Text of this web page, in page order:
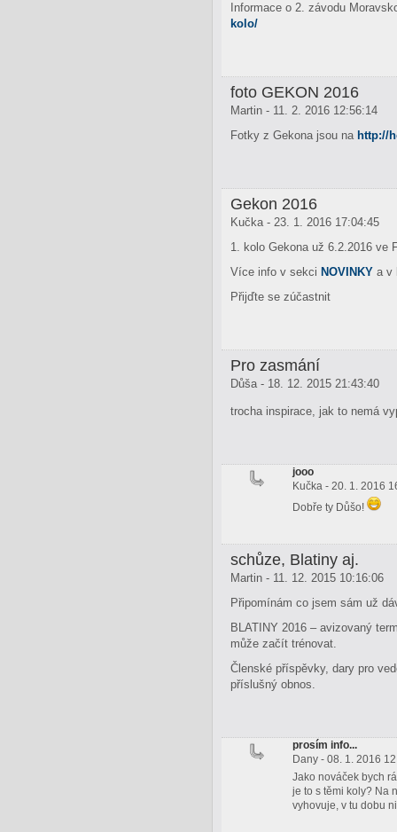
Informace o 2. závodu
kolo/
foto GEKON 2016
Martin - 11. 2. 2016 12:56:14
Fotky z Gekona jsou na http://
Gekon 2016
Kučka - 23. 1. 2016 17:04:45
1. kolo Gekona už 6.2.2016 ve
Více info v sekci NOVINKY a v
Přijďte se zúčastnit
Pro zasmání
Důša - 18. 12. 2015 21:43:40
trocha inspirace, jak to nemá
jooo
Kučka - 20. 1. 2016
Dobře ty Důšo!
schůze, Blatiny aj.
Martin - 11. 12. 2015 10:16:06
Připomínám co jsem sám už
BLATINY 2016 – avizovaný
může začít trénovat.
Členské příspěvky, dary pro
příslušný obnos.
prosím info...
Dany - 08. 1. 2016
Jako nováček bych
je to s těmi koly? Na
vyhovuje, v tu dobu